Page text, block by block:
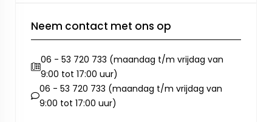
Neem contact met ons op
06 - 53 720 733 (maandag t/m vrijdag van
9:00 tot 17:00 uur)
06 - 53 720 733 (maandag t/m vrijdag van
9:00 tot 17:00 uur)